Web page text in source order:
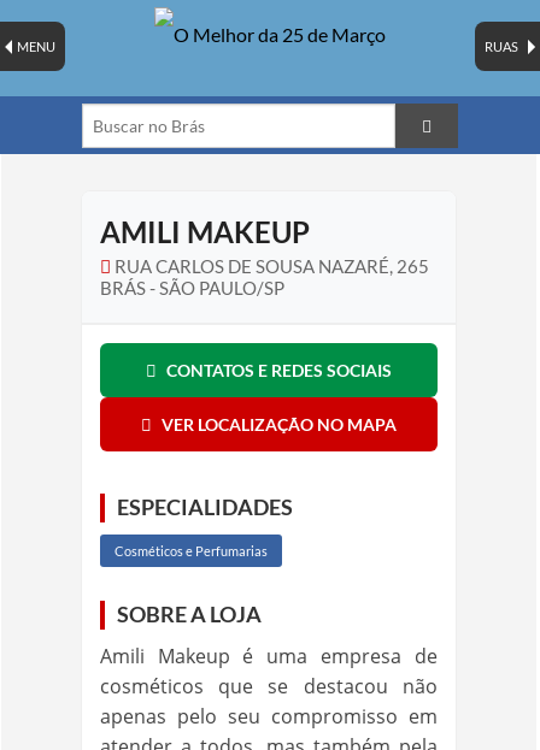
RUAS
MENU
AMILI MAKEUP
RUA CARLOS DE SOUSA NAZARÉ, 265
BRÁS - SÃO PAULO/SP
CONTATOS E REDES SOCIAIS
VER LOCALIZAÇÃO NO MAPA
ESPECIALIDADES
Cosméticos e Perfumarias
SOBRE A LOJA
Amili Makeup é uma empresa de
cosméticos que se destacou não
apenas pelo seu compromisso em